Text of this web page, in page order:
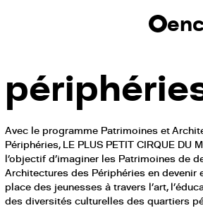
Avec le programme Patrimoines et
Périphéries, LE PLUS PETIT CIRQUE DU
l’objectif d’imaginer les Patrimoines de
Architectures des Périphéries en devenir
place des jeunesses à travers l’art,
des diversités culturelles des quartiers